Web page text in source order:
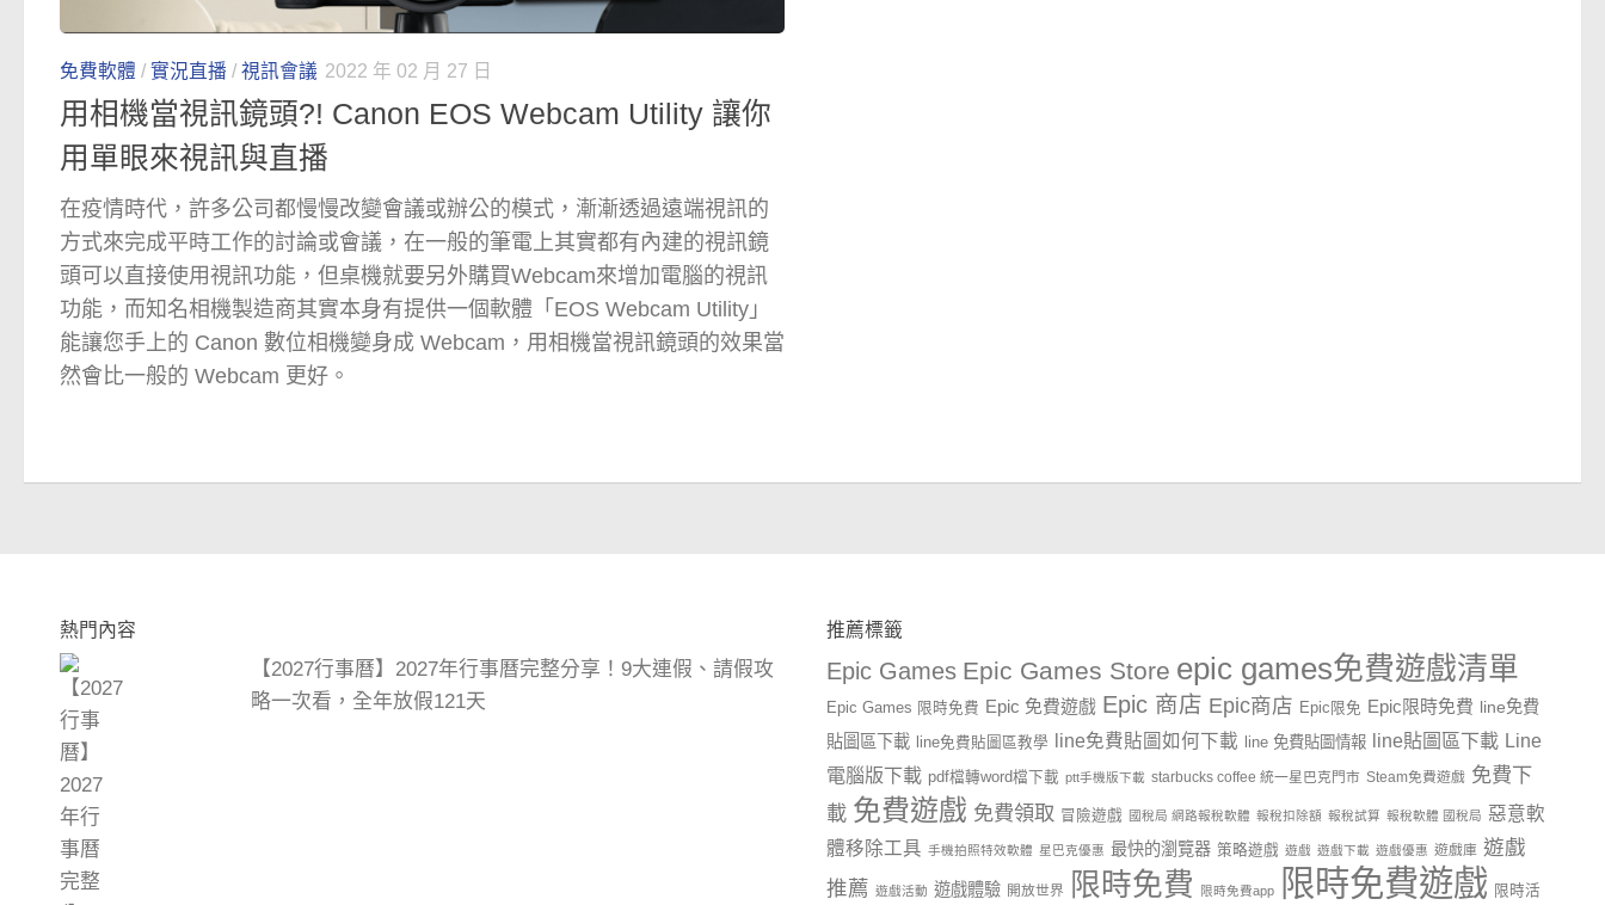
免費軟體 / 實況直播 / 視訊會議 2022 年 02 月 27 日
用相機當視訊鏡頭?! Canon EOS Webcam Utility 讓你
用單眼來視訊與直播
在疫情時代，許多公司都慢慢改變會議或辦公的模式，漸漸透過遠端視訊的
方式來完成平時工作的討論或會議，在一般的筆電上其實都有內建的視訊鏡
頭可以直接使用視訊功能，但桌機就要另外購買Webcam來增加電腦的視訊
功能，而知名相機製造商其實本身有提供一個軟體「EOS Webcam Utility」
能讓您手上的 Canon 數位相機變身成 Webcam，用相機當視訊鏡頭的效果當
然會比一般的 Webcam 更好。
熱門內容
【2027行事曆】2027年行事曆完整分享！9大連假、請假攻
略一次看，全年放假121天
推薦標籤
Epic Games Epic Games Store epic games免費遊戲清單
Epic Games 限時免費 Epic 免費遊戲 Epic 商店 Epic商店 Epic限免 Epic限時免費 line免費
貼圖區下載
line免費貼圖區教學 line免費貼圖如何下載 line 免費貼圖情報 line貼圖區下載 Line
電腦版下載 pdf檔轉word檔下載 ptt手機版下載 starbucks coffee 統一星巴克門市 Steam免費遊戲 免費下
載 免費遊戲 免費領取 冒險遊戲 國稅局 網路報稅軟體 報稅扣除額 報稅試算 報稅軟體 國稅局 惡意軟
體移除工具 手機拍照特效軟體 星巴克優惠 最快的瀏覽器 策略遊戲 遊戲 遊戲下載 遊戲優惠 遊戲庫 遊戲
推薦 遊戲活動 遊戲體驗 開放世界 限時免費 限時免費app 限時免費遊戲 限時活